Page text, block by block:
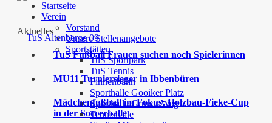
Startseite
Verein
Vorstand
Unsere Stellenangebote
Sportstätten
TuS Sportpark
TuS Tennis
Finnenbahn
Sporthalle Gooiker Platz
Sporthalle Grüner Weg
Tennishalle
Aktuelles
TuS Fußball Frauen suchen noch Spielerinnen
MU11 Turniersieger in Ibbenbüren
Mädchenfußball im Fokus: Holzbau-Fieke-Cup
in der Soccerhalle